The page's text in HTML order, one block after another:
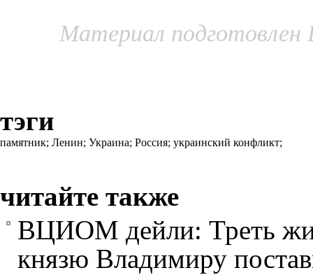
Материал подготовлен
тэги
памятник; Ленин; Украина; Россия; украинский конфликт;
читайте также
ВЦИОМ дейли: Треть
князю Владимиру